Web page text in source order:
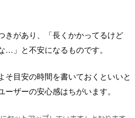
きがあり、「長くかかってるけど
…」と不安になるものです。
そ目安の時間を書いておくといいと
ザーの安心感はちがいます。